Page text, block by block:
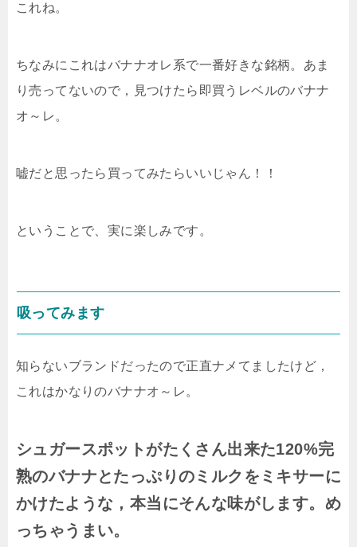
これね。
ちなみにこれはバナナオレ系で一番好きな銘柄。あま
り売ってないので，見つけたら即買うレベルのバナナ
オ～レ。
嘘だと思ったら買ってみたらいいじゃん！！
ということで、実に楽しみです。
吸ってみます
知らないブランドだったので正直ナメてましたけど，
これはかなりのバナナオ～レ。
シュガースポットがたくさん出来た120%完
熟のバナナとたっぷりのミルクをミキサーに
かけたような，本当にそんな味がします。め
っちゃうまい。